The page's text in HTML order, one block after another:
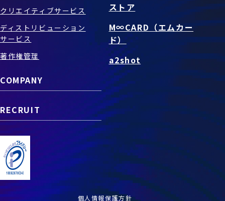
クリエイティブサービス
ディストリビューション
サービス
著作権管理
COMPANY
RECRUIT
ストア
M∞CARD（エムカー
ド）
a2shot
個人情報保護方針